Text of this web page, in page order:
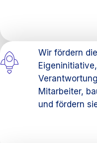
Wir fördern
Mitarbeiter,
und fördern